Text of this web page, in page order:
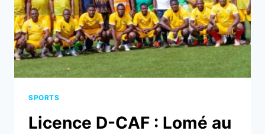
SPORTS
Licence D-CAF : Lomé au